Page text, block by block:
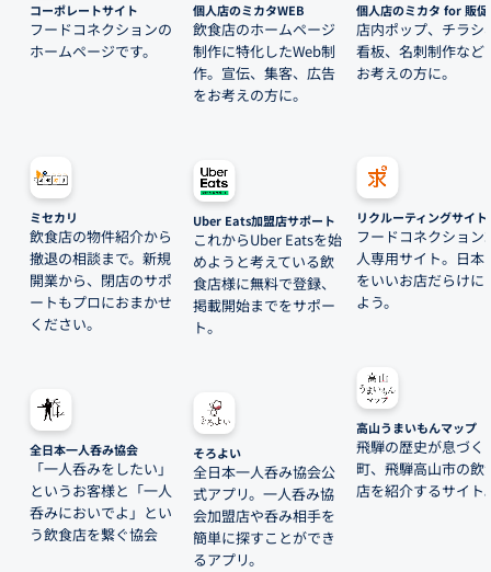
コーポレートサイト
フードコネクションの
ホームページです。
ミセカリ
飲食店の物件紹介から
撤退の相談まで。新規
開業から、閉店のサポ
ートもプロにおまかせ
ください。
全日本一人呑み協会
「一人呑みをしたい」
というお客様と「一人
呑みにおいでよ」とい
う飲食店を繋ぐ協会
個人店のミカタWEB
飲食店のホームページ
制作に特化したWeb制
作。宣伝、集客、広告
をお考えの方に。
Uber Eats加盟店サポート
これからUber Eatsを始
めようと考えている飲
食店様に無料で登録、
掲載開始までをサポー
ト。
そろよい
全日本一人呑み協会公
式アプリ。一人呑み協
会加盟店や呑み相手を
簡単に探すことができ
るアプリ。
個人店のミカタ for 販促
店内ポップ、チラシ
看板、名刺制作など
お考えの方に。
リクルーティングサイト
フードコネクション
人専用サイト。日本
をいいお店だらけに
よう。
高山うまいもんマップ
飛騨の歴史が息づく
町、飛騨高山市の飲
店を紹介するサイト